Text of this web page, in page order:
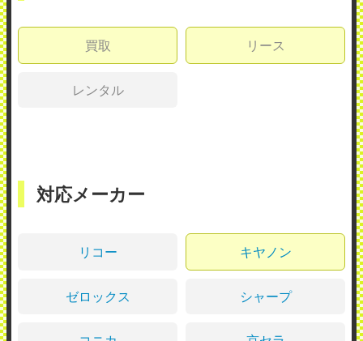
買取 リース
レンタル
対応メーカー
リコー キヤノン
ゼロックス シャープ